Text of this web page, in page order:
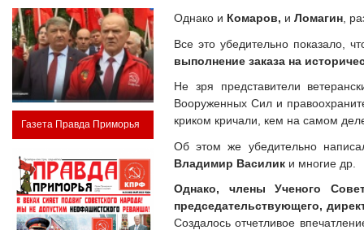
Газета Правда Приморья
Однако и Комаров, иЛомагин ,
Все это убедительно показало,
выполнение заказа на
Не зря представители
Вооруженных Сил и
криком кричали, кем на самом
Об этом же убедительно
Владимир Василик и многие др.
Однако, члены Ученого
председательствующего,
Создалось отчетливое